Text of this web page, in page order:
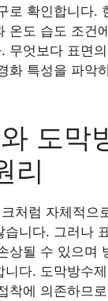
로 확인합니다.
온도 습도 조건
무엇보다 표면
화 특성을 파악
도막
리
처럼 자체적으
니다. 그러나
상될 수 있으며
니다. 도막방수
착에 의존하므